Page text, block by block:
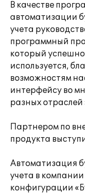
В качестве
автоматизации
учета
программный
который
используется,
возможностям
интерфейсу во
разных
Партнером по
продукта
Автоматизация
учета в
конфигурации